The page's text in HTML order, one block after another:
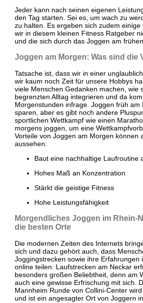
Jeder kann nach seinen eigenen
den Tag starten. Sei es, um wach zu
zu halten. Es ergeben sich zudem
wir in diesem kleinen Fitness Ratgeber
und die sich durch das Joggen am
Joggen am Morgen: Was sind die
Tatsache ist, dass wir in einer
wir kaum noch Zeit für unsere Hobbys
viele Menschen Gedanken machen, wie
begrenzten Alltag integrieren und da
Morgenstunden infrage. Joggen früh am
sparen, aber es gibt noch andere
sportlichen Wettkampf wie einen
morgens joggen, um eine
Vorteile von Joggen am Morgen können
aussehen:
Baut eine nachhaltige Laufroutine
Hohes Maß an Konzentration
Stärkt die geistige Fitness
Hohe Leistungsfähigkeit
Morgendliches Joggen im Rhein-
die besten Orte
Die modernen Zeiten des Internets
sich und dazu gehört auch, dass
Joggingstrecken sowie ihre Erfahrungen
online teilen. Laufstrecken am Neckar
besonders großen Beliebtheit, denn am
auch eine gewisse Erfrischung mit sich.
Mannheim Runde von Collini-Center
und ist ein angesagter Ort von Joggern